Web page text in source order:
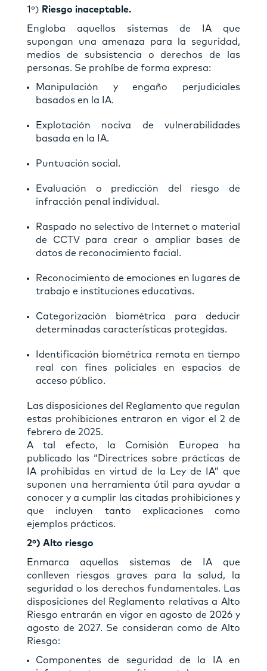
1º) Riesgo inaceptable.
Engloba aquellos sistemas de IA que
supongan una amenaza para la seguridad,
medios de subsistencia o derechos de las
personas. Se prohíbe de forma expresa:
Manipulación y engaño perjudiciales
basados en la IA.
Explotación nociva de vulnerabilidades
basada en la IA.
Puntuación social.
Evaluación o predicción del riesgo de
infracción penal individual.
Raspado no selectivo de Internet o material
de CCTV para crear o ampliar bases de
datos de reconocimiento facial.
Reconocimiento de emociones en lugares de
trabajo e instituciones educativas.
Categorización biométrica para deducir
determinadas características protegidas.
Identificación biométrica remota en tiempo
real con fines policiales en espacios de
acceso público.
Las disposiciones del Reglamento que regulan
estas prohibiciones entraron en vigor el 2 de
febrero de 2025.
A tal efecto, la Comisión Europea ha
publicado las “Directrices sobre prácticas de
IA prohibidas en virtud de la Ley de IA” que
suponen una herramienta útil para ayudar a
conocer y a cumplir las citadas prohibiciones y
que incluyen tanto explicaciones como
ejemplos prácticos.
2º) Alto riesgo
Enmarca aquellos sistemas de IA que
conlleven riesgos graves para la salud, la
seguridad o los derechos fundamentales. Las
disposiciones del Reglamento relativas a Alto
Riesgo entrarán en vigor en agosto de 2026 y
agosto de 2027. Se consideran como de Alto
Riesgo:
Componentes de seguridad de la IA en